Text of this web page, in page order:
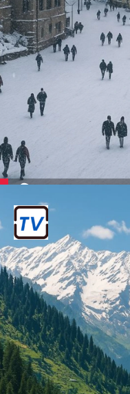
हिमाचल प्रदेश में
स्टेशन है।